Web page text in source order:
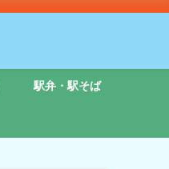
駅弁・駅そば